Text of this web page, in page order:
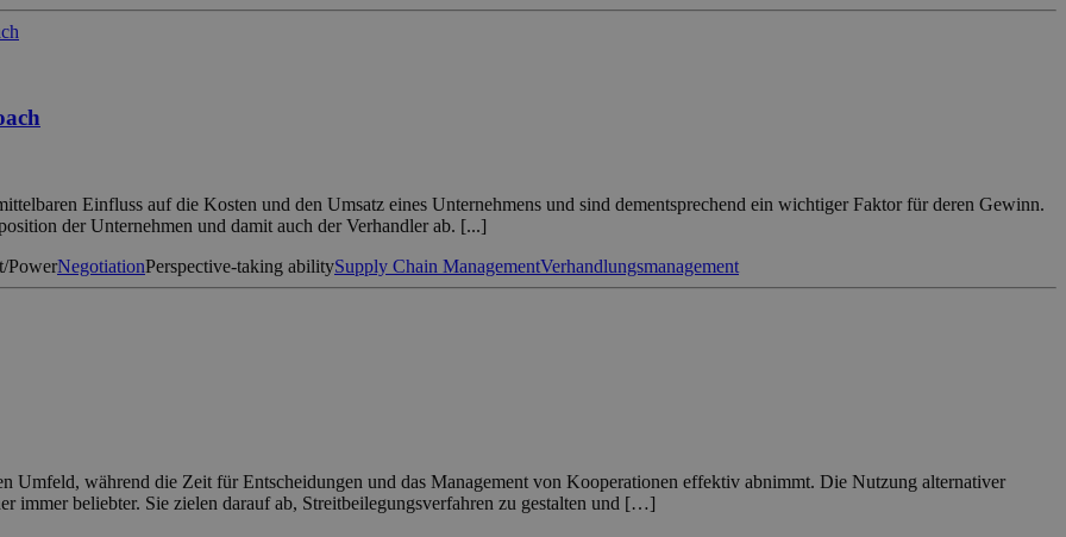
Einfluss auf die Kosten und den Umsatz eines Unternehmens und sind dementsprechend ein wichtiger Faktor für deren Gewinn.
der Unternehmen und damit auch der Verhandler ab. [...]
PowerNegotiationPerspective-taking abilitySupply Chain ManagementVerhandlungsmanagement
Umfeld, während die Zeit für Entscheidungen und das Management von Kooperationen effektiv abnimmt. Die Nutzung alternativer
immer beliebter. Sie zielen darauf ab, Streitbeilegungsverfahren zu gestalten und […]